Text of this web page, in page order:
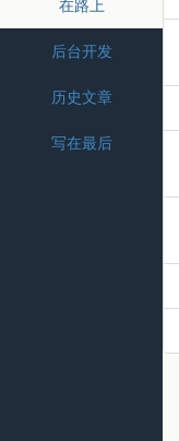
在路上
后台开发
历史文章
写在最后